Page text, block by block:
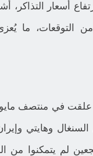
أسعار التذاكر،
ما
في منتصف مايو
للمشجعين من السنغال
من المشجعين لم